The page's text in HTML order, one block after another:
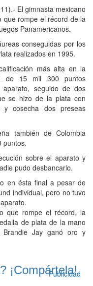
El gimnasta mexicano
que rompe el récord de la
Panamericanos.
conseguidas por los
realizados en 1995.
más alta en la
de 15 mil 300 puntos
seguido de dos
se hizo de la plata con
cosecha dos preseas
también de Colombia
puntos.
sobre el aparato y
pudo desbancarlo.
en ésta final a pesar de
individual, pero no tuvo
que rompe el récord, la
de plata de la mano
Brandie Jay ganó oro y
¡Compártela!
Publicidad